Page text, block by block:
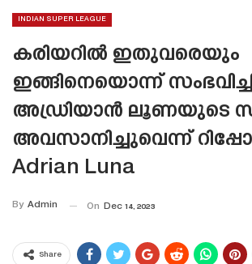
INDIAN SUPER LEAGUE
കരിയറിൽ ഇതുവരെയും
ഇങ്ങിനെയൊന്ന്
അഡ്രിയാൻ ലൂണയുടെ
അവസാനിച്ചുവെന്ന്
Adrian Luna
By Admin On Dec 14, 2023
Share